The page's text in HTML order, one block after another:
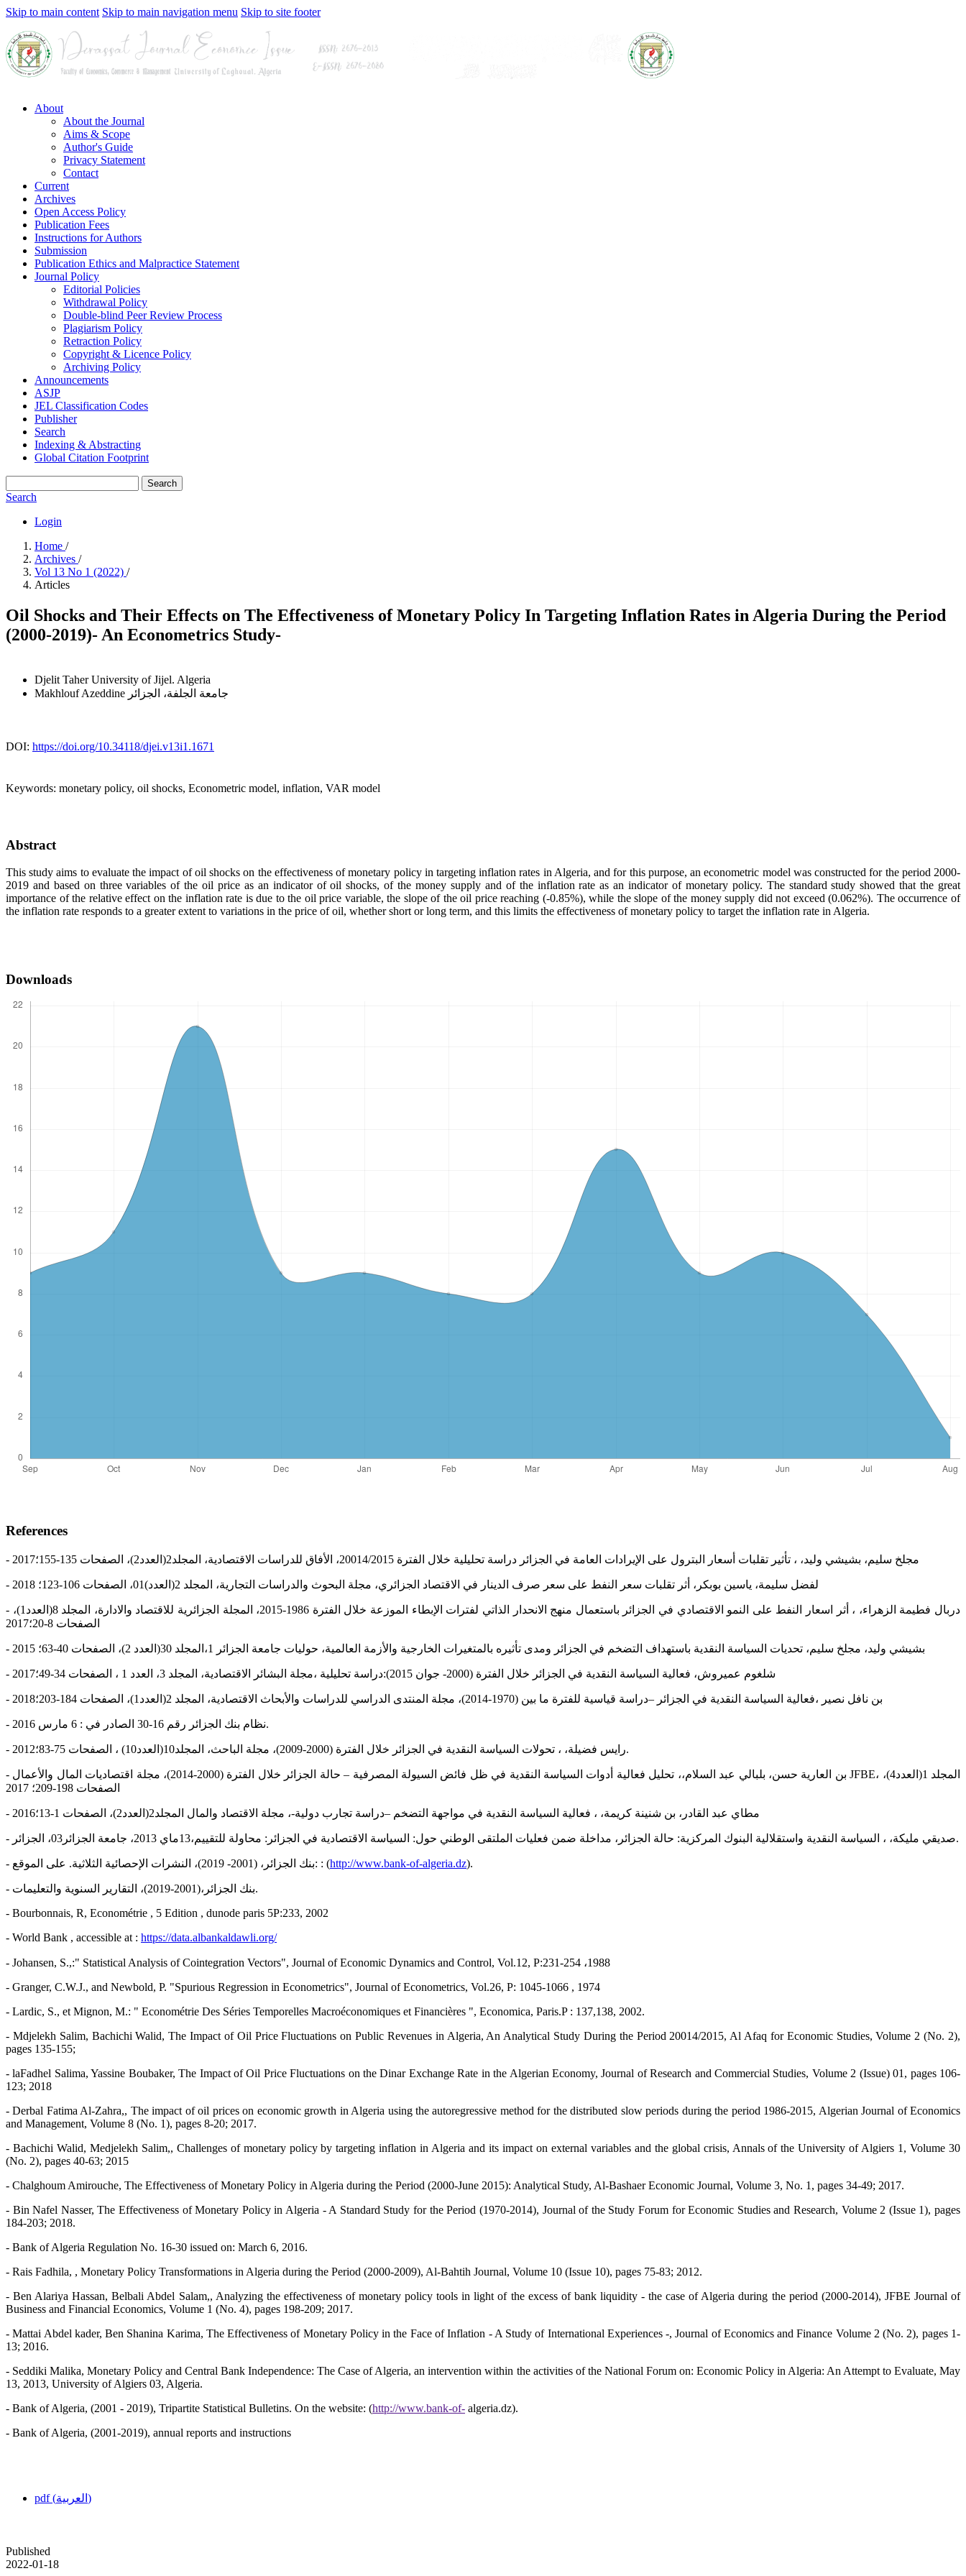
Skip to main content Skip to main navigation menu Skip to site footer
About
About the Journal
Aims & Scope
Author's Guide
Privacy Statement
Contact
Current
Archives
Open Access Policy
Publication Fees
Instructions for Authors
Submission
Publication Ethics and Malpractice Statement
Journal Policy
Editorial Policies
Withdrawal Policy
Double-blind Peer Review Process
Plagiarism Policy
Retraction Policy
Copyright & Licence Policy
Archiving Policy
Announcements
ASJP
JEL Classification Codes
Publisher
Search
Indexing & Abstracting
Global Citation Footprint
Search
Search
Login
Home /
Archives /
Vol 13 No 1 (2022) /
Articles
Oil Shocks and Their Effects on The Effectiveness of Monetary Policy In Targeting Inflation Rates in Algeria During the Period
(2000-2019)- An Econometrics Study-
Djelit TaherUniversity of Jijel. Algeria
Makhlouf Azeddine جامعة الجلفة، الجزائر
DOI: https://doi.org/10.34118/djei.v13i1.1671
Keywords: monetary policy, oil shocks, Econometric model, inflation, VAR model
Abstract
This study aims to evaluate the impact of oil shocks on the effectiveness of monetary policy in targeting inflation rates in Algeria, and for this purpose, an econometric model was constructed for the period 2000-
2019 and based on three variables of the oil price as an indicator of oil shocks, of the money supply and of the inflation rate as an indicator of monetary policy. The standard study showed that the great
importance of the relative effect on the inflation rate is due to the oil price variable, the slope of the oil price reaching (-0.85%), while the slope of the money supply did not exceed (0.062%). The occurrence of
the inflation rate responds to a greater extent to variations in the price of oil, whether short or long term, and this limits the effectiveness of monetary policy to target the inflation rate in Algeria.
Downloads
References
- مجلخ سليم، بشيشي وليد، ، تأثير تقلبات أسعار البترول على الإيرادات العامة في الجزائر دراسة تحليلية خلال الفترة 20014/2015، الأفاق للدراسات الاقتصادية، المجلد2(العدد2)، الصفحات 135-155؛2017
- لفضل سليمة، ياسين بوبكر، أثر تقلبات سعر النفط على سعر صرف الدينار في الاقتصاد الجزائري، مجلة البحوث والدراسات التجارية، المجلد 2(العدد)01، الصفحات 106-123؛ 2018
- دربال فطيمة الزهراء، ، أثر اسعار النفط على النمو الاقتصادي في الجزائر باستعمال منهج الانحدار الذاتي لفترات الإبطاء الموزعة خلال الفترة 1986-2015، المجلة الجزائرية للاقتصاد والادارة، المجلد 8(العدد1)،
الصفحات 8-20؛2017
- بشيشي وليد، مجلخ سليم، تحديات السياسة النقدية باستهداف التضخم في الجزائر ومدى تأثيره بالمتغيرات الخارجية والأزمة العالمية، حوليات جامعة الجزائر 1،المجلد 30(العدد 2)، الصفحات 40-63؛ 2015
- شلغوم عميروش، فعالية السياسة النقدية في الجزائر خلال الفترة (2000- جوان 2015):دراسة تحليلية ،مجلة البشائر الاقتصادية، المجلد 3، العدد 1 ، الصفحات 34-49؛2017
- بن نافل نصير ،فعالية السياسة النقدية في الجزائر –دراسة قياسية للفترة ما بين (1970-2014)، مجلة المنتدى الدراسي للدراسات والأبحاث الاقتصادية، المجلد 2(العدد1)، الصفحات 184-203؛2018
- نظام بنك الجزائر رقم 16-30 الصادر في : 6 مارس 2016.
- رايس فضيلة، ، تحولات السياسة النقدية في الجزائر خلال الفترة (2000-2009)، مجلة الباحث، المجلد10(العدد10) ، الصفحات 75-83؛2012.
- بن العارية حسن، بلبالي عبد السلام،، تحليل فعالية أدوات السياسة النقدية في ظل فائض السيولة المصرفية – حالة الجزائر خلال الفترة (2000-2014)، مجلة اقتصاديات المال والأعمال JFBE، المجلد 1(العدد4)،
الصفحات 198-209؛ 2017
- مطاي عبد القادر، بن شنينة كريمة، ، فعالية السياسة النقدية في مواجهة التضخم –دراسة تجارب دولية-، مجلة الاقتصاد والمال المجلد2(العدد2)، الصفحات 1-13؛2016
- صديقي مليكة، ، السياسة النقدية واستقلالية البنوك المركزية: حالة الجزائر، مداخلة ضمن فعليات الملتقى الوطني حول: السياسة الاقتصادية في الجزائر: محاولة للتقييم،13ماي 2013، جامعة الجزائر03، الجزائر.
- بنك الجزائر، (2001- 2019)، النشرات الإحصائية الثلاثية. على الموقع: : (http://www.bank-of-algeria.dz).
- بنك الجزائر،(2001-2019)، التقارير السنوية والتعليمات.
- Bourbonnais, R, Econométrie , 5 Edition , dunode paris 5P:233, 2002
- World Bank , accessible at : https://data.albankaldawli.org/
- Johansen, S.,:" Statistical Analysis of Cointegration Vectors", Journal of Economic Dynamics and Control, Vol.12, P:231-254 ،1988
- Granger, C.W.J., and Newbold, P. "Spurious Regression in Econometrics", Journal of Econometrics, Vol.26, P: 1045-1066 , 1974
- Lardic, S., et Mignon, M.: " Econométrie Des Séries Temporelles Macroéconomiques et Financières ", Economica, Paris.P : 137,138, 2002.
- Mdjelekh Salim, Bachichi Walid, The Impact of Oil Price Fluctuations on Public Revenues in Algeria, An Analytical Study During the Period 20014/2015, Al Afaq for Economic Studies, Volume 2 (No. 2),
pages 135-155;
- laFadhel Salima, Yassine Boubaker, The Impact of Oil Price Fluctuations on the Dinar Exchange Rate in the Algerian Economy, Journal of Research and Commercial Studies, Volume 2 (Issue) 01, pages 106-
123; 2018
- Derbal Fatima Al-Zahra,, The impact of oil prices on economic growth in Algeria using the autoregressive method for the distributed slow periods during the period 1986-2015, Algerian Journal of Economics
and Management, Volume 8 (No. 1), pages 8-20; 2017.
- Bachichi Walid, Medjelekh Salim,, Challenges of monetary policy by targeting inflation in Algeria and its impact on external variables and the global crisis, Annals of the University of Algiers 1, Volume 30
(No. 2), pages 40-63; 2015
- Chalghoum Amirouche, The Effectiveness of Monetary Policy in Algeria during the Period (2000-June 2015): Analytical Study, Al-Bashaer Economic Journal, Volume 3, No. 1, pages 34-49; 2017.
- Bin Nafel Nasser, The Effectiveness of Monetary Policy in Algeria - A Standard Study for the Period (1970-2014), Journal of the Study Forum for Economic Studies and Research, Volume 2 (Issue 1), pages
184-203; 2018.
- Bank of Algeria Regulation No. 16-30 issued on: March 6, 2016.
- Rais Fadhila, , Monetary Policy Transformations in Algeria during the Period (2000-2009), Al-Bahtih Journal, Volume 10 (Issue 10), pages 75-83; 2012.
- Ben Alariya Hassan, Belbali Abdel Salam,, Analyzing the effectiveness of monetary policy tools in light of the excess of bank liquidity - the case of Algeria during the period (2000-2014), JFBE Journal of
Business and Financial Economics, Volume 1 (No. 4), pages 198-209; 2017.
- Mattai Abdel kader, Ben Shanina Karima, The Effectiveness of Monetary Policy in the Face of Inflation - A Study of International Experiences -, Journal of Economics and Finance Volume 2 (No. 2), pages 1-
13; 2016.
- Seddiki Malika, Monetary Policy and Central Bank Independence: The Case of Algeria, an intervention within the activities of the National Forum on: Economic Policy in Algeria: An Attempt to Evaluate, May
13, 2013, University of Algiers 03, Algeria.
- Bank of Algeria, (2001 - 2019), Tripartite Statistical Bulletins. On the website: (http://www.bank-of- algeria.dz).
- Bank of Algeria, (2001-2019), annual reports and instructions
pdf (العربية)
Published
2022-01-18